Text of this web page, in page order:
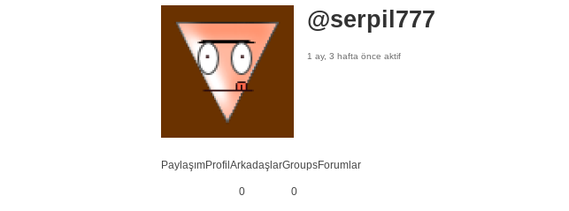
@serpil777
1 ay, 3 hafta önce aktif
PaylaşımProfil Arkadaşlar
0
Groups
0
Forumlar